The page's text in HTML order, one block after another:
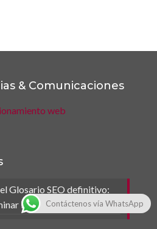
& Comunicaciones
web
Glosario SEO definitivo:
los buscadores
Contáctenos vía WhatsApp